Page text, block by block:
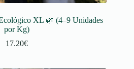
XL 🌿 (4–9 Unidades
por Kg)
17.20€